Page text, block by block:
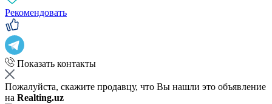
Рекомендовать
Показать контакты
Пожалуйста, скажите продавцу, что Вы нашли это объявление
на Realting.uz